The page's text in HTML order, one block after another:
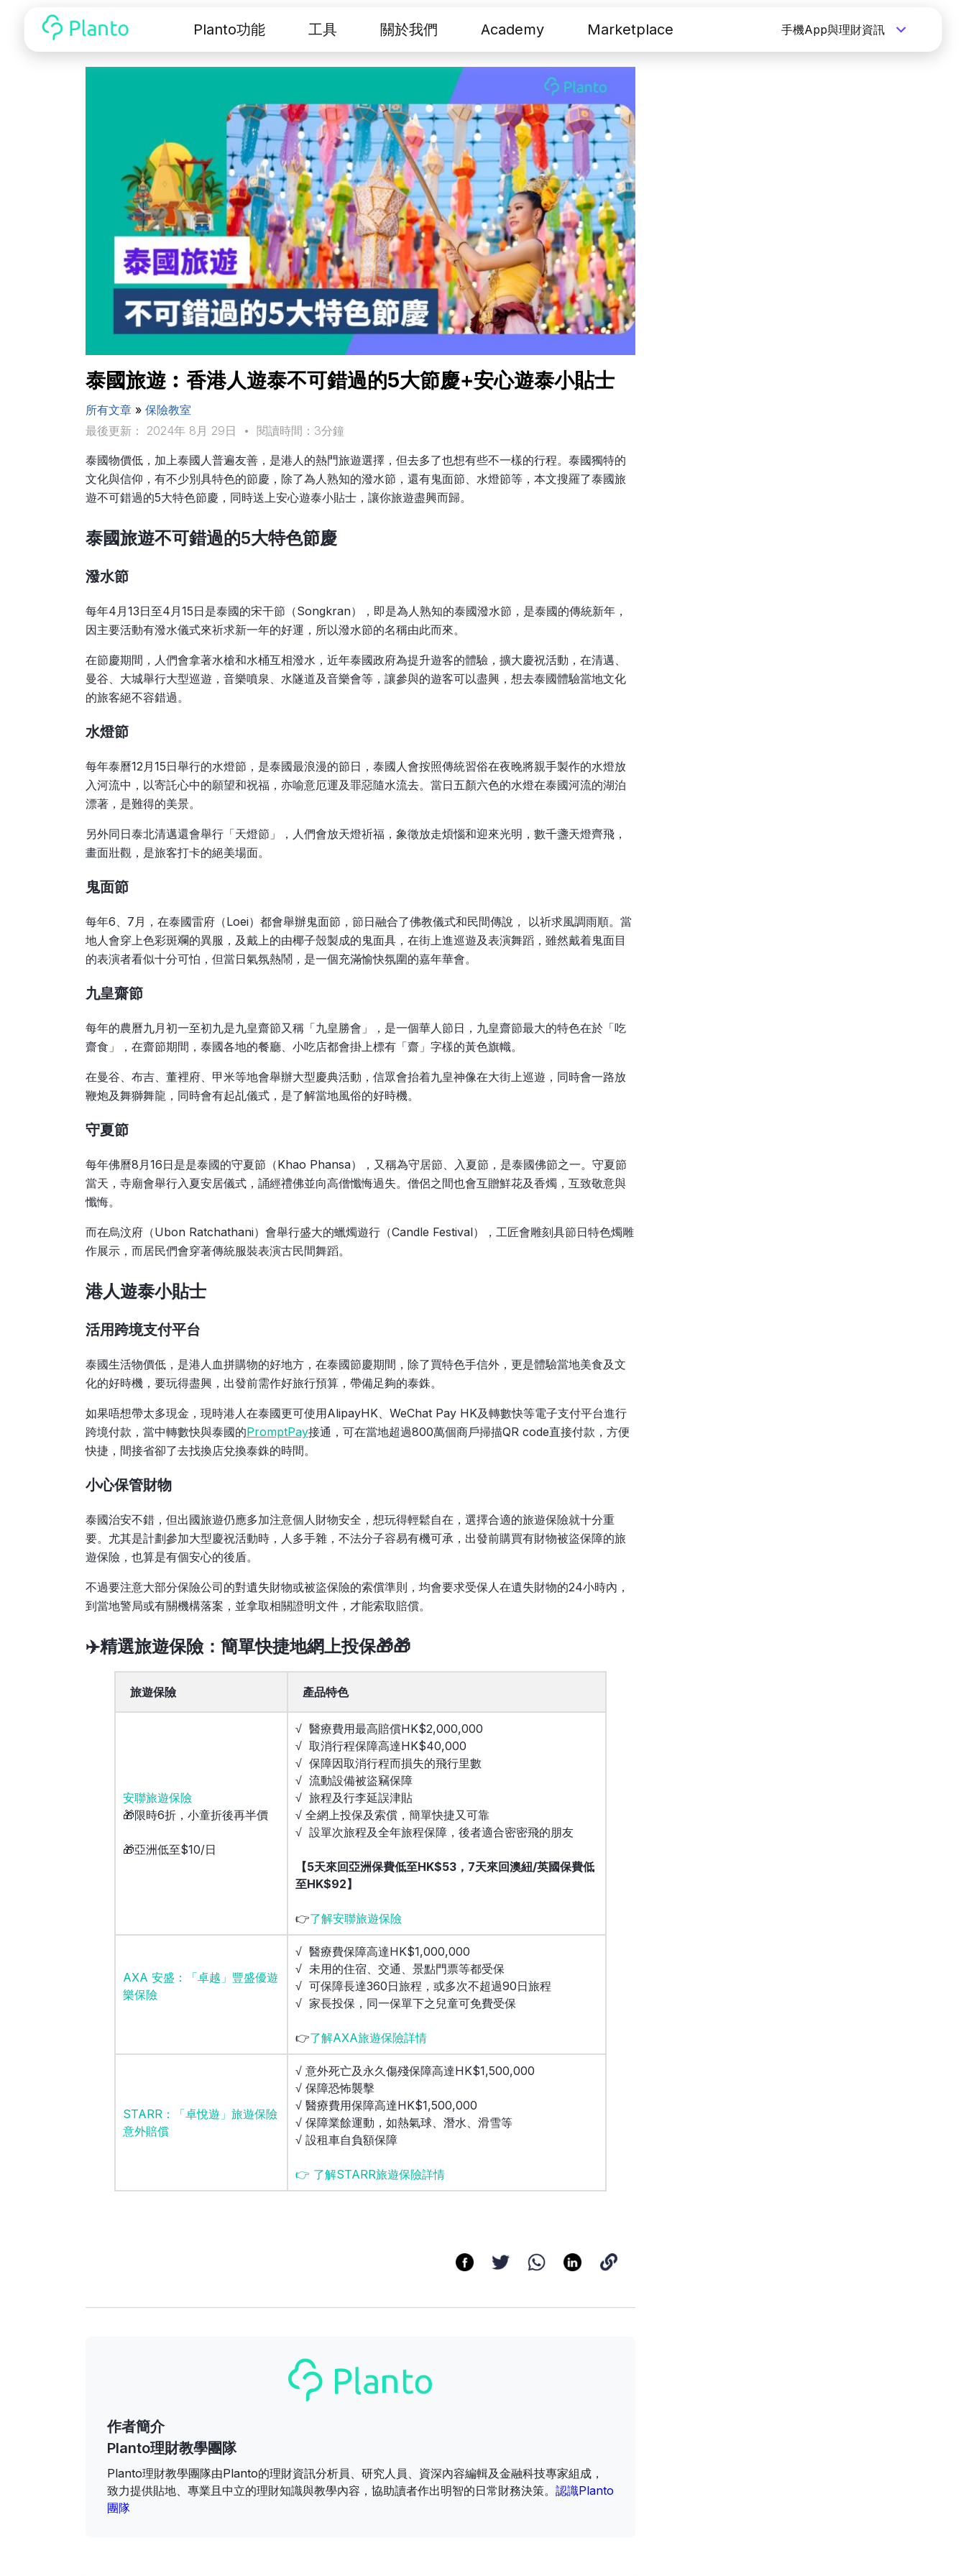
Planto功能 工具 關於我們 Academy Marketplace 手機App與理財資訊
泰國旅遊︰香港人遊泰不可錯過的5大節慶+安心遊泰小貼士
所有文章» 保險教室
最後更新： 2024年 8月 29日
• 閱讀時間：3分鐘
泰國物價低，加上泰國人普遍友善，是港人的熱門旅遊選擇，但去多了也想有些不一樣的行程。泰國獨特的
文化與信仰，有不少別具特色的節慶，除了為人熟知的潑水節，還有鬼面節、水燈節等，本文搜羅了泰國旅
遊不可錯過的5大特色節慶，同時送上安心遊泰小貼士，讓你旅遊盡興而歸。
泰國旅遊不可錯過的5大特色節慶
潑水節
每年4月13日至4月15日是泰國的宋干節（Songkran），即是為人熟知的泰國潑水節，是泰國的傳統新年，
因主要活動有潑水儀式來祈求新一年的好運，所以潑水節的名稱由此而來。
在節慶期間，人們會拿著水槍和水桶互相潑水，近年泰國政府為提升遊客的體驗，擴大慶祝活動，在清邁、
曼谷、大城舉行大型巡遊，音樂噴泉、水隧道及音樂會等，讓參與的遊客可以盡興，想去泰國體驗當地文化
的旅客絕不容錯過。
水燈節
每年泰曆12月15日舉行的水燈節，是泰國最浪漫的節日，泰國人會按照傳統習俗在夜晚將親手製作的水燈放
入河流中，以寄託心中的願望和祝福，亦喻意厄運及罪惡隨水流去。當日五顏六色的水燈在泰國河流的湖泊
漂著，是難得的美景。
另外同日泰北清邁還會舉行「天燈節」，人們會放天燈祈福，象徵放走煩惱和迎來光明，數千盞天燈齊飛，
畫面壯觀，是旅客打卡的絕美場面。
鬼面節
每年6、7月，在泰國雷府（Loei）都會舉辦鬼面節，節日融合了佛教儀式和民間傳說， 以祈求風調雨順。當
地人會穿上色彩斑斕的異服，及戴上的由椰子殼製成的鬼面具，在街上進巡遊及表演舞蹈，雖然戴着鬼面目
的表演者看似十分可怕，但當日氣氛熱鬧，是一個充滿愉快氛圍的嘉年華會。
九皇齋節
每年的農曆九月初一至初九是九皇齋節又稱「九皇勝會」，是一個華人節日，九皇齋節最大的特色在於「吃
齋食」，在齋節期間，泰國各地的餐廳、小吃店都會掛上標有「齋」字樣的黃色旗幟。
在曼谷、布吉、董裡府、甲米等地會舉辦大型慶典活動，信眾會抬着九皇神像在大街上巡遊，同時會一路放
鞭炮及舞獅舞龍，同時會有起乩儀式，是了解當地風俗的好時機。
守夏節
每年佛曆8月16日是是泰國的守夏節（Khao Phansa），又稱為守居節、入夏節，是泰國佛節之一。守夏節
當天，寺廟會舉行入夏安居儀式，誦經禮佛並向高僧懺悔過失。僧侶之間也會互贈鮮花及香燭，互致敬意與
懺悔。
而在烏汶府（Ubon Ratchathani）會舉行盛大的蠟燭遊行（Candle Festival），工匠會雕刻具節日特色燭雕
作展示，而居民們會穿著傳統服裝表演古民間舞蹈。
港人遊泰小貼士
活用跨境支付平台
泰國生活物價低，是港人血拼購物的好地方，在泰國節慶期間，除了買特色手信外，更是體驗當地美食及文
化的好時機，要玩得盡興，出發前需作好旅行預算，帶備足夠的泰銖。
如果唔想帶太多現金，現時港人在泰國更可使用AlipayHK、WeChat Pay HK及轉數快等電子支付平台進行
跨境付款，當中轉數快與泰國的PromptPay接通，可在當地超過800萬個商戶掃描QR code直接付款，方便
快捷，間接省卻了去找換店兌換泰銖的時間。
小心保管財物
泰國治安不錯，但出國旅遊仍應多加注意個人財物安全，想玩得輕鬆自在，選擇合適的旅遊保險就十分重
要。尤其是計劃參加大型慶祝活動時，人多手雜，不法分子容易有機可承，出發前購買有財物被盜保障的旅
遊保險，也算是有個安心的後盾。
不過要注意大部分保險公司的對遺失財物或被盜保險的索償準則，均會要求受保人在遺失財物的24小時內，
到當地警局或有關機構落案，並拿取相關證明文件，才能索取賠償。
✈️精選旅遊保險：簡單快捷地網上投保🎁🎁
旅遊保險 產品特色
安聯旅遊保險
🎁限時6折，小童折後再半價
🎁亞洲低至$10/日
√ 醫療費用最高賠償HK$2,000,000
√ 取消行程保障高達HK$40,000
√ 保障因取消行程而損失的飛行里數
√ 流動設備被盜竊保障
√ 旅程及行李延誤津貼
√ 全網上投保及索償，簡單快捷又可靠
√ 設單次旅程及全年旅程保障，後者適合密密飛的朋友
【5天來回亞洲保費低至HK$53，7天來回澳紐/英國保費低
至HK$92】
👉了解安聯旅遊保險
AXA 安盛：「卓越」豐盛優遊
樂保險
√ 醫療費保障高達HK$1,000,000
√ 未用的住宿、交通、景點門票等都受保
√ 可保障長達360日旅程，或多次不超過90日旅程
√ 家長投保，同一保單下之兒童可免費受保
👉了解AXA旅遊保險詳情
STARR：「卓悅遊」旅遊保險
意外賠償
√ 意外死亡及永久傷殘保障高達HK$1,500,000
√ 保障恐怖襲擊
√ 醫療費用保障高達HK$1,500,000
√ 保障業餘運動，如熱氣球、潛水、滑雪等
√ 設租車自負額保障
👉 了解STARR旅遊保險詳情
作者簡介
Planto理財教學團隊
Planto理財教學團隊由Planto的理財資訊分析員、研究人員、資深內容編輯及金融科技專家組成，
致力提供貼地、專業且中立的理財知識與教學內容，協助讀者作出明智的日常財務決策。 認識Planto
團隊